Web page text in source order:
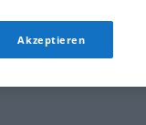
Akzeptieren